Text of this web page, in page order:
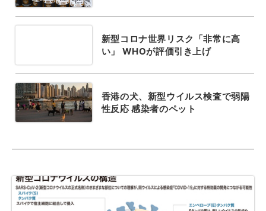
新型コロナ世界リスク「非常に高
い」 WHOが評価引き上げ
香港の犬、新型ウイルス検査で弱陽
性反応 感染者のペット